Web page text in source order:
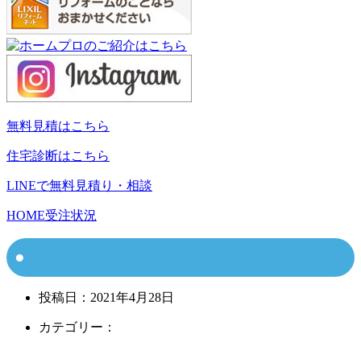
無料見積はこちら
住宅診断はこちら
LINEで無料見積り・相談
HOME受注状況
投稿日： 2021年4月28日
カテゴリー：